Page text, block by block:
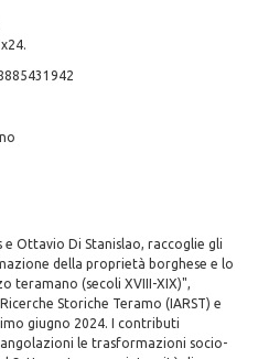
e Ottavio Di Stanislao, raccoglie gli
della proprietà borghese e lo
teramano (secoli XVIII-XIX)",
Storiche Teramo (IARST) e
giugno 2024. I contributi
le trasformazioni socio-